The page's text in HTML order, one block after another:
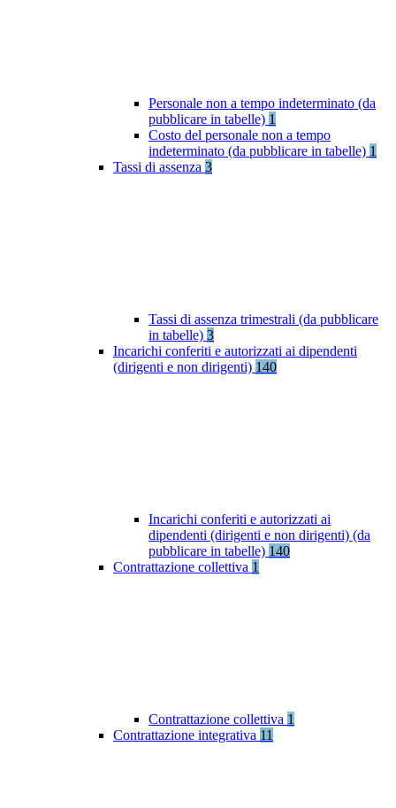
Personale non a tempo indeterminato (da
pubblicare in tabelle) 1
Costo del personale non a tempo
indeterminato (da pubblicare in tabelle) 1
Tassi di assenza 3
Tassi di assenza trimestrali (da pubblicare
in tabelle) 3
Incarichi conferiti e autorizzati ai dipendenti
(dirigenti e non dirigenti) 140
Incarichi conferiti e autorizzati ai
dipendenti (dirigenti e non dirigenti) (da
pubblicare in tabelle) 140
Contrattazione collettiva 1
Contrattazione collettiva 1
Contrattazione integrativa 11